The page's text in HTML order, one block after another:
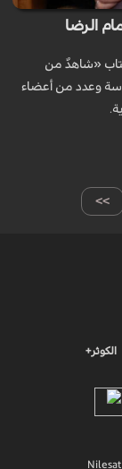
الرضا
«شاهدٌ من
وعدد من أعضاء
>>
الكوثر+
Nilesat